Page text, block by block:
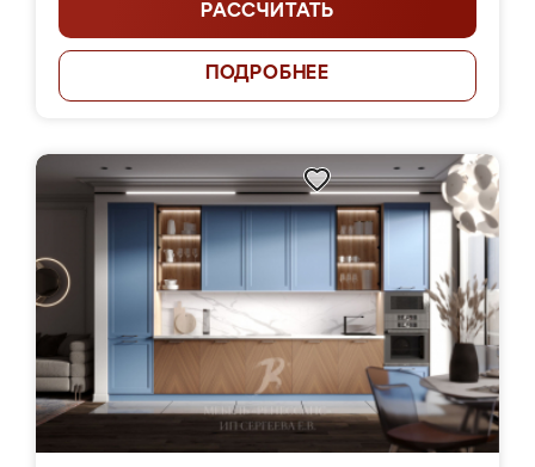
РАССЧИТАТЬ
ПОДРОБНЕЕ